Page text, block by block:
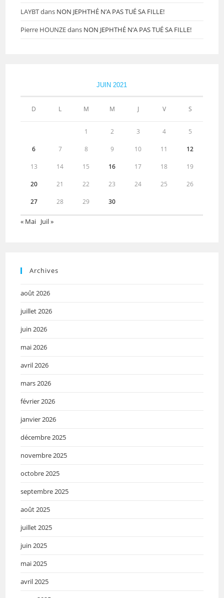
LAYBTdans NON JEPHTHÉ N’A PAS TUÉ SA FILLE!
Pierre HOUNZEdans NON JEPHTHÉ N’A PAS TUÉ SA FILLE!
JUIN 2021
D L M M J V S
1 2 3 4 5
6 7 8 9 10 11 12
13 14 15 16 17 18 19
20 21 22 23 24 25 26
27 28 29 30
« Mai Juil »
Archives
août 2026
juillet 2026
juin 2026
mai 2026
avril 2026
mars 2026
février 2026
janvier 2026
décembre 2025
novembre 2025
octobre 2025
septembre 2025
août 2025
juillet 2025
juin 2025
mai 2025
avril 2025